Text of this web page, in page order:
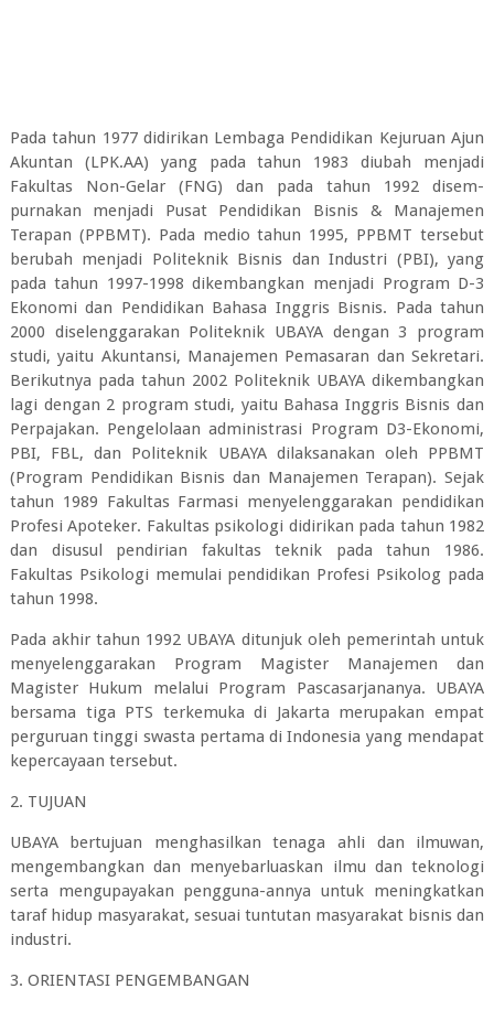
Pada tahun 1977 didirikan Lembaga Pendidikan Kejuruan Ajun
Akuntan (LPK.AA) yang pada tahun 1983 diubah menjadi
Fakultas Non-Gelar (FNG) dan pada tahun 1992 disem­
purnakan menjadi Pusat Pendidikan Bisnis & Manajemen
Terapan (PPBMT). Pada medio tahun 1995, PPBMT tersebut
berubah menjadi Politeknik Bisnis dan Industri (PBI), yang
pada tahun 1997-1998 dikembangkan menjadi Program D-3
Ekonomi dan Pendidikan Bahasa Inggris Bisnis. Pada tahun
2000 diselenggarakan Politeknik UBAYA dengan 3 program
studi, yaitu Akuntansi, Manajemen Pemasaran dan Sekretari.
Berikutnya pada tahun 2002 Politeknik UBAYA dikembangkan
lagi dengan 2 program studi, yaitu Bahasa Inggris Bisnis dan
Perpajakan. Pengelolaan administrasi Program D3-Ekonomi,
PBI, FBL, dan Politeknik UBAYA dilaksanakan oleh PPBMT
(Program Pendidikan Bisnis dan Manajemen Terapan). Sejak
tahun 1989 Fakultas Farmasi menyelenggarakan pendidikan
Profesi Apoteker. Fakultas psikologi didirikan pada tahun 1982
dan disusul pendirian fakultas teknik pada tahun 1986.
Fakultas Psikologi memulai pendidikan Profesi Psikolog pada
tahun 1998.
Pada akhir tahun 1992 UBAYA ditunjuk oleh pemerintah untuk
menyelenggarakan Program Magister Manajemen dan
Magister Hukum melalui Program Pascasarjananya. UBAYA
bersama tiga PTS terkemuka di Jakarta merupakan empat
perguruan tinggi swasta pertama di Indonesia yang mendapat
kepercayaan tersebut.
2. TUJUAN
UBAYA bertujuan menghasilkan tenaga ahli dan ilmuwan,
mengembangkan dan menyebarluaskan ilmu dan teknologi
serta mengupayakan pengguna-annya untuk meningkatkan
taraf hidup masyarakat, sesuai tuntutan masyarakat bisnis dan
industri.
3. ORIENTASI PENGEMBANGAN